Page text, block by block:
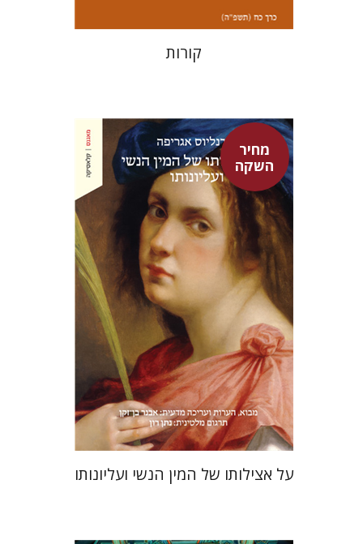
קורות
מחיר
השקה
היינריך קורנליוס אגריפה
אבנר בן-זקן
נתן רון
מחיר השקה
$31
$22
על אצילותו של המין הנשי ועליונותו